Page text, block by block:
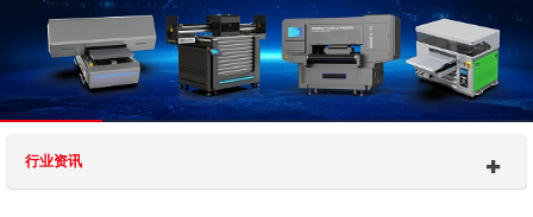
行业资讯